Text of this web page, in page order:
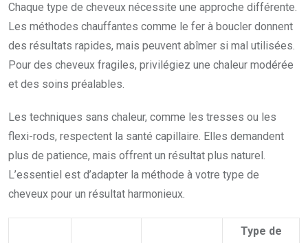
Chaque type de cheveux nécessite une approche différente.
Les méthodes chauffantes comme le fer à boucler donnent
des résultats rapides, mais peuvent abîmer si mal utilisées.
Pour des cheveux fragiles, privilégiez une chaleur modérée
et des soins préalables.
Les techniques sans chaleur, comme les tresses ou les
flexi-rods, respectent la santé capillaire. Elles demandent
plus de patience, mais offrent un résultat plus naturel.
L’essentiel est d’adapter la méthode à votre type de
cheveux pour un résultat harmonieux.
Type de